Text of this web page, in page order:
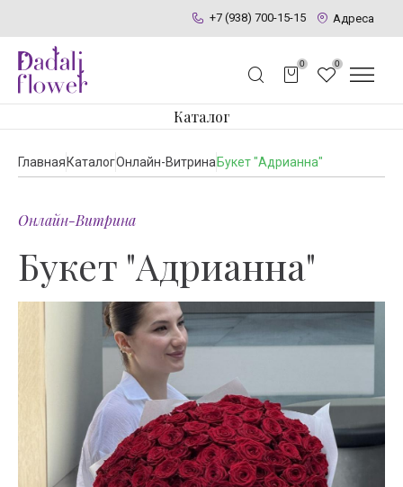
+7 (938) 700-15-15 Адреса
0 0
Каталог
Главная КаталогОнлайн-Витрина Букет "Адрианна"
Онлайн-Витрина
Букет "Адрианна"